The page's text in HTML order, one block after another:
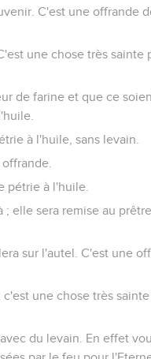
C'est une offrande
une chose très sainte
de farine et que ce
à l'huile, sans levain.
pétrie à l'huile.
; elle sera remise au
sur l'autel. C'est une
une chose très
du levain. En effet